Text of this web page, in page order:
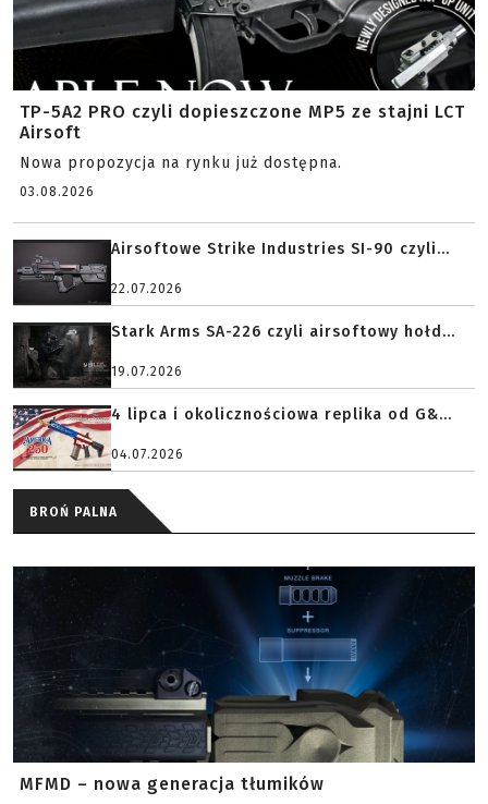
TP-5A2 PRO czyli dopieszczone MP5 ze stajni LCT
Airsoft
Nowa propozycja na rynku już dostępna.
03.08.2026
Airsoftowe Strike Industries SI-90 czyli...
22.07.2026
Stark Arms SA-226 czyli airsoftowy hołd...
19.07.2026
4 lipca i okolicznościowa replika od G&...
04.07.2026
BROŃ PALNA
MFMD – nowa generacja tłumików